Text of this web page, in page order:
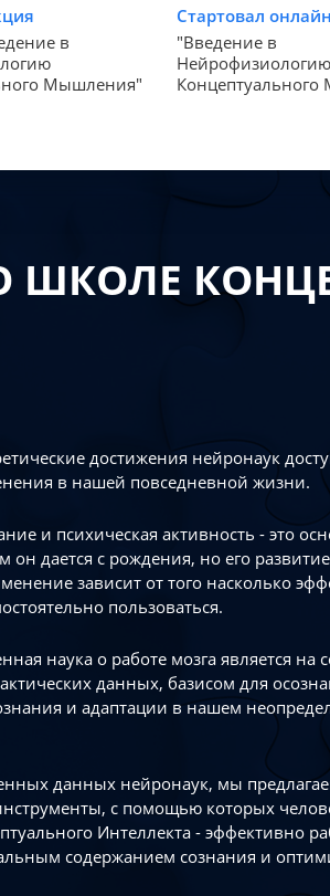
в
Мышления"
Стартовал
"Введение в
Нейрофизиологию
ШКОЛЕ
достижения нейронаук
в нашей повседневной жизни.
и психическая активность - это
дается с рождения, но его развитие
зависит от того насколько
пользоваться.
наука о работе мозга является на
данных, базисом для
и адаптации в нашем
данных нейронаук, мы
с помощью которых
Интеллекта - эффективно
содержанием сознания и